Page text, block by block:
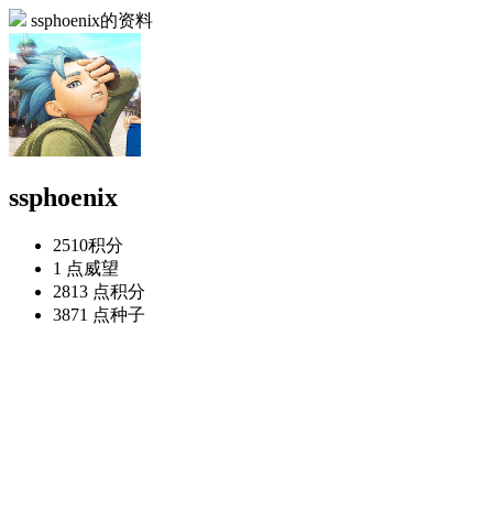
ssphoenix的资料
ssphoenix
2510积分
1 点威望
2813 点积分
3871 点种子